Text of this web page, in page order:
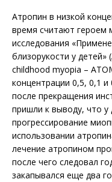
Атропин в низкой
время считают героем
исследования
близорукости у
childhood myopia –
концентрации 0,5, 0,1
после прекращения
пришли к выводу, что
прогрессирование
использовании
лечение атропином
после чего следовал
закапывался еще два